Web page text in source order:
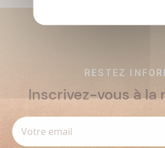
RESTEZ
Inscrivez-vous à la